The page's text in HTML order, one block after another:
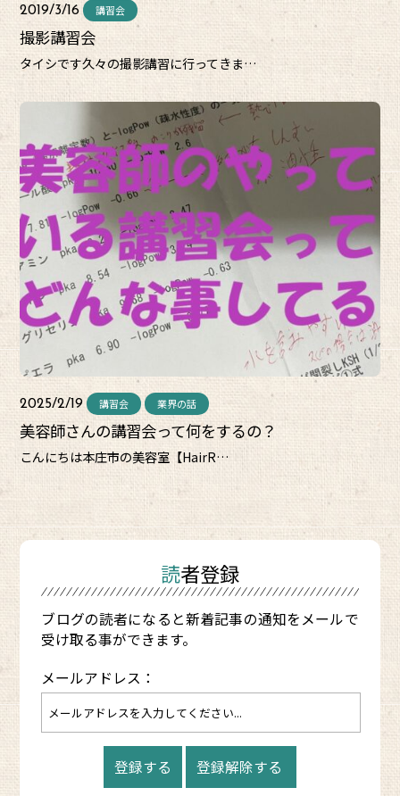
2019/3/16 講習会
撮影講習会
タイシです久々の撮影講習に行ってきま…
2025/2/19 講習会 業界の話
美容師さんの講習会って何をするの？
こんにちは本庄市の美容室【HairR…
読者登録
ブログの読者になると新着記事の通知をメールで
受け取る事ができます。
メールアドレス：